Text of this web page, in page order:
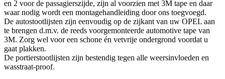
en 2 voor de passagierszijde, zijn al voorzien met 3M tape en daar
waar nodig wordt een montagehandleiding door ons toegvoegd.
De autostootlijsten zijn eenvoudig op de zijkant van uw OPEL aan
te brengen d.m.v. de reeds voorgemonteerde automotive tape van
3M. Zorg wel voor een schone én vetvrije ondergrond voordat u
gaat plakken.
De portierstootlijsten zijn bestendig tegen alle weersinvloeden en
wasstraat-proof.